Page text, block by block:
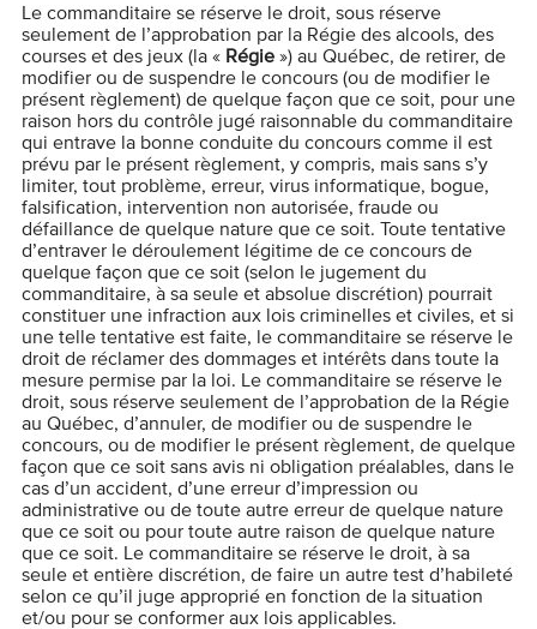
Le commanditaire se réserve le droit, sous réserve
seulement de l’approbation par la Régie des alcools, des
courses et des jeux (la « Régie») au Québec, de retirer, de
modifier ou de suspendre le concours (ou de modifier le
présent règlement) de quelque façon que ce soit, pour une
raison hors du contrôle jugé raisonnable du commanditaire
qui entrave la bonne conduite du concours comme il est
prévu par le présent règlement, y compris, mais sans s’y
limiter, tout problème, erreur, virus informatique, bogue,
falsification, intervention non autorisée, fraude ou
défaillance de quelque nature que ce soit. Toute tentative
d’entraver le déroulement légitime de ce concours de
quelque façon que ce soit (selon le jugement du
commanditaire, à sa seule et absolue discrétion) pourrait
constituer une infraction aux lois criminelles et civiles, et si
une telle tentative est faite, le commanditaire se réserve le
droit de réclamer des dommages et intérêts dans toute la
mesure permise par la loi. Le commanditaire se réserve le
droit, sous réserve seulement de l’approbation de la Régie
au Québec, d’annuler, de modifier ou de suspendre le
concours, ou de modifier le présent règlement, de quelque
façon que ce soit sans avis ni obligation préalables, dans le
cas d’un accident, d’une erreur d’impression ou
administrative ou de toute autre erreur de quelque nature
que ce soit ou pour toute autre raison de quelque nature
que ce soit. Le commanditaire se réserve le droit, à sa
seule et entière discrétion, de faire un autre test d’habileté
selon ce qu’il juge approprié en fonction de la situation
et/ou pour se conformer aux lois applicables.